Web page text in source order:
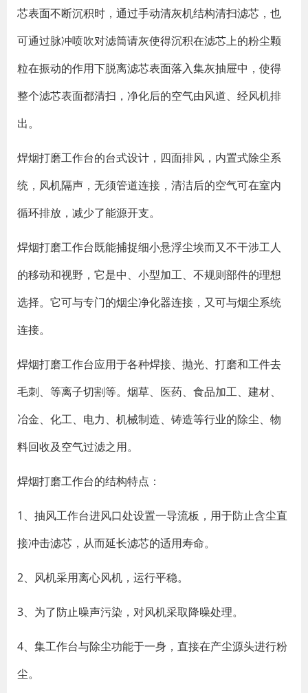
芯表面不断沉积时，通过手动清灰机结构清扫滤芯，也
可通过脉冲喷吹对滤筒请灰使得沉积在滤芯上的粉尘颗
粒在振动的作用下脱离滤芯表面落入集灰抽屉中，使得
整个滤芯表面都清扫，净化后的空气由风道、经风机排
出。
焊烟打磨工作台的台式设计，四面排风，内置式除尘系
统，风机隔声，无须管道连接，清洁后的空气可在室内
循环排放，减少了能源开支。
焊烟打磨工作台既能捕捉细小悬浮尘埃而又不干涉工人
的移动和视野，它是中、小型加工、不规则部件的理想
选择。它可与专门的烟尘净化器连接，又可与烟尘系统
连接。
焊烟打磨工作台应用于各种焊接、抛光、打磨和工件去
毛刺、等离子切割等。烟草、医药、食品加工、建材、
冶金、化工、电力、机械制造、铸造等行业的除尘、物
料回收及空气过滤之用。
焊烟打磨工作台的结构特点：
1、抽风工作台进风口处设置一导流板，用于防止含尘直
接冲击滤芯，从而延长滤芯的适用寿命。
2、风机采用离心风机，运行平稳。
3、为了防止噪声污染，对风机采取降噪处理。
4、集工作台与除尘功能于一身，直接在产尘源头进行粉
尘。